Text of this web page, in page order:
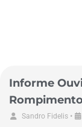
Informe
Município de
Sandro Fidelis •